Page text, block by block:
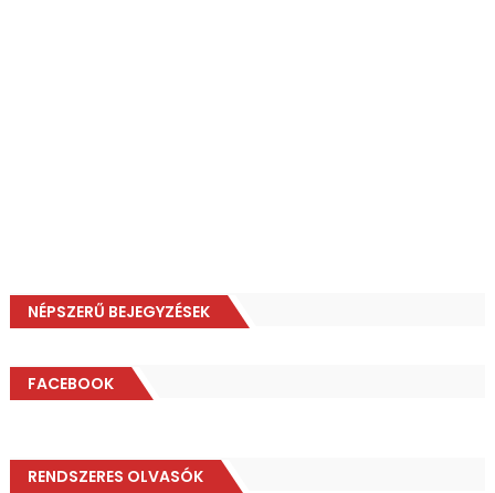
NÉPSZERŰ BEJEGYZÉSEK
FACEBOOK
RENDSZERES OLVASÓK